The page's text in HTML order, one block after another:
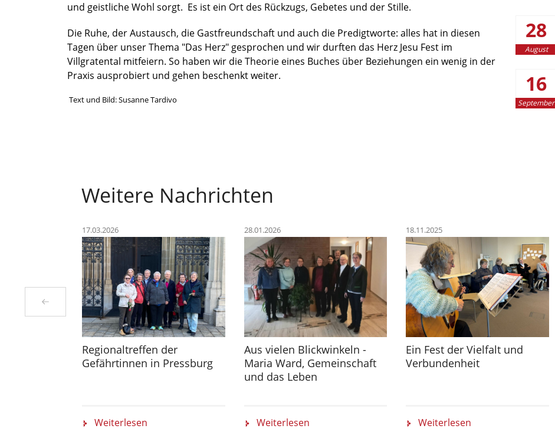
und geistliche Wohl sorgt. Es ist ein Ort des Rückzugs, Gebetes und der Stille.
Die Ruhe, der Austausch, die Gastfreundschaft und auch die Predigtworte: alles hat in diesen
Tagen über unser Thema "Das Herz" gesprochen und wir durften das Herz Jesu Fest im
Villgratental mitfeiern. So haben wir die Theorie eines Buches über Beziehungen ein wenig in der
Praxis ausprobiert und gehen beschenkt weiter.
Text und Bild: Susanne Tardivo
28
August
16
September
Weitere Nachrichten
17.03.2026
Regionaltreffen der
Gefährtinnen in Pressburg
Weiterlesen
28.01.2026
Aus vielen Blickwinkeln -
Maria Ward, Gemeinschaft
und das Leben
Weiterlesen
18.11.2025
Ein Fest der Vielfalt und
Verbundenheit
Weiterlesen